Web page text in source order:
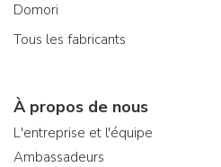
Domori
Tous les fabricants
À propos de nous
L'entreprise et l'équipe
Ambassadeurs